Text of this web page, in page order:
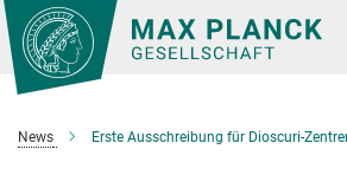
Hauptinhalt
News Erste Ausschreibung für Dioscuri-